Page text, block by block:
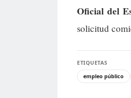
Oficial del
solicitud
ETIQUETAS
empleo público